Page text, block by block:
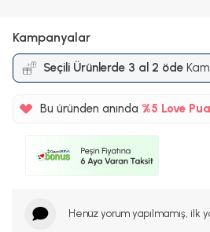
Kampanyalar
Seçili Ürünlerde 3 al 2 öde
Bu üründen anında %5
%5
Love
Henüz yorum yapılmamış, ilk